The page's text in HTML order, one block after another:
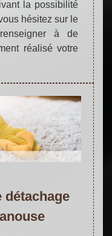
la possibilité
hésitez sur le
à de
réalisé votre
détachage